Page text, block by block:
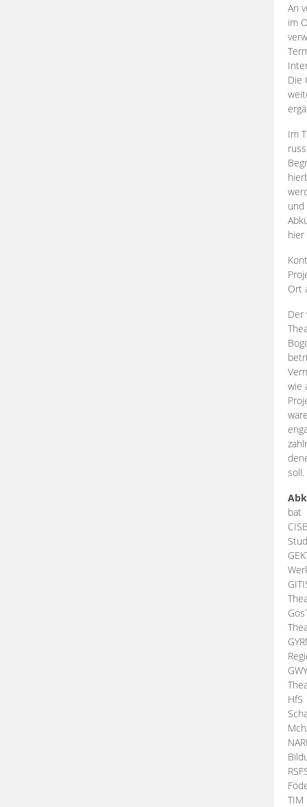
An
im
Die
Im
und
Ort
Der
wie
zahlr
soll.
bat
HfS